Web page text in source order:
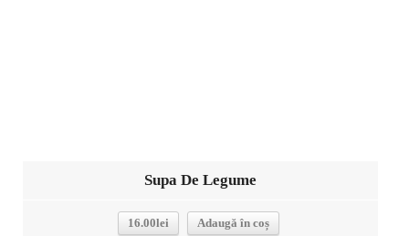
Supa De Legume
16.00lei Adaugă în coș